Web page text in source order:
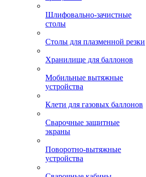
Шлифовально-зачистные
столы
Столы для плазменной резки
Хранилище для баллонов
Мобильные вытяжные
устройства
Клети для газовых баллонов
Сварочные защитные
экраны
Поворотно-вытяжные
устройства